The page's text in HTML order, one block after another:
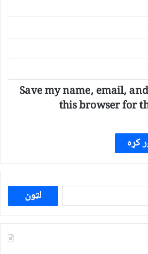
Save my name, email,
this browser for
ددی
لپاره
لټون: